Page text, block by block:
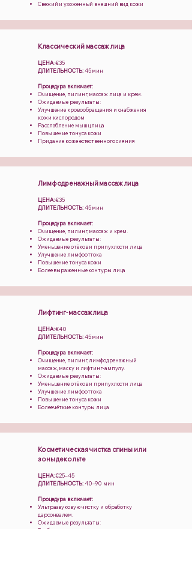
Свежий и ухоженный внешний вид кожи
Классический массаж лица
ЦЕНА: €35
ДЛИТЕЛЬНОСТЬ:45 мин
Процедура включает:
Очищение, пилинг, массаж лица и крем.
Ожидаемые результаты:
Улучшение кровообращения и снабжения
кожи кислородом
Расслабление мышц лица
Повышение тонуса кожи
Придание коже естественного сияния
Лимфодренажный массаж лица
ЦЕНА:€35
ДЛИТЕЛЬНОСТЬ:45 мин
Процедура включает:
Очищение, пилинг, массаж и крем.
Ожидаемые результаты:
Уменьшение отёков и припухлости лица
Улучшение лимфооттока
Повышение тонуса кожи
Более выраженные контуры лица
Лифтинг-массаж лица
ЦЕНА:€40
ДЛИТЕЛЬНОСТЬ:45 мин
Процедура включает:
Очищение, пилинг, лимфодренажный
массаж, маску и лифтинг-ампулу.
Ожидаемые результаты:
Уменьшение отёков и припухлости лица
Улучшение лимфооттока
Повышение тонуса кожи
Более чёткие контуры лица
Косметическая чистка спины или
зоны декольте
ЦЕНА:€25–45
ДЛИТЕЛЬНОСТЬ:40–90 мин
Процедура включает:
Ультразвуковую чистку и обработку
дарсонвалем.
Ожидаемые результаты:
Глубокое очищение пор